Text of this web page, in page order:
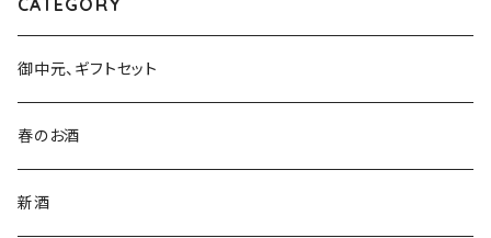
御中元、ギフトセット
春のお酒
新酒